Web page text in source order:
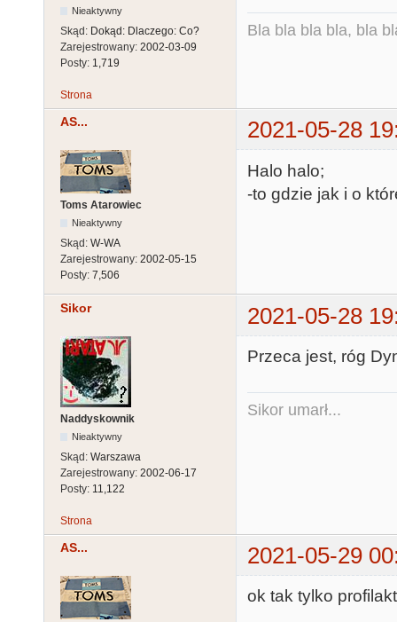
Nieaktywny
Skąd: Dokąd: Dlaczego: Co?
Zarejestrowany: 2002-03-09
Posty: 1,719
Bla bla bla bla, bla
Strona
AS... 2021-05-28
Toms Atarowiec
Nieaktywny
Skąd: W-WA
Zarejestrowany: 2002-05-15
Posty: 7,506
Halo halo;
-to gdzie jak i o
Sikor 2021-05-28
Naddyskownik
Nieaktywny
Skąd: Warszawa
Zarejestrowany: 2002-06-17
Posty: 11,122
Przeca jest, róg
Sikor umarł...
Strona
AS... 2021-05-29
ok tak tylko